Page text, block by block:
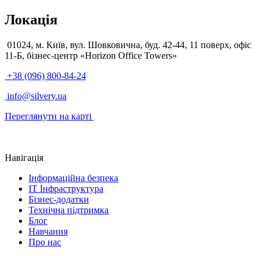
Локація
01024, м. Київ, вул. Шовковична, буд. 42-44, 11 поверх, офіс
11-Б, бізнес-центр «Horizon Office Towers»
+38 (096) 800-84-24
info@silvery.ua
Переглянути на карті
Навігація
Інформаційна безпека
IT Інфраструктура
Бізнес-додатки
Технічна підтримка
Блог
Навчання
Про нас